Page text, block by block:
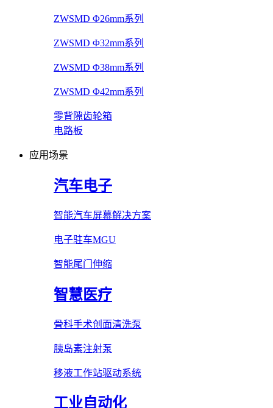
ZWSMD Φ26mm系列
ZWSMD Φ32mm系列
ZWSMD Φ38mm系列
ZWSMD Φ42mm系列
零背隙齿轮箱
电路板
应用场景
汽车电子
智能汽车屏幕解决方案
电子驻车MGU
智能尾门伸缩
智慧医疗
骨科手术创面清洗泵
胰岛素注射泵
移液工作站驱动系统
工业自动化